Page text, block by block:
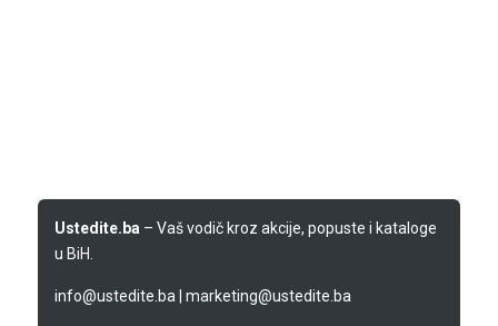
Ustedite.ba – Vaš vodič kroz akcije, popuste i kataloge
u BiH.
info@ustedite.ba marketing@ustedite.ba